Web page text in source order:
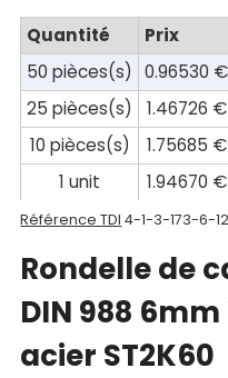
Quantité
Prix
50 pièces(s)
0.96530 €
25 pièces(s)
1.46726 €
10 pièces(s)
1.75685 €
1 unit
1.94670 €
Référence TDI 4-1-3-173-6-
Rondelle de
DIN 988 6mm
acier ST2K60